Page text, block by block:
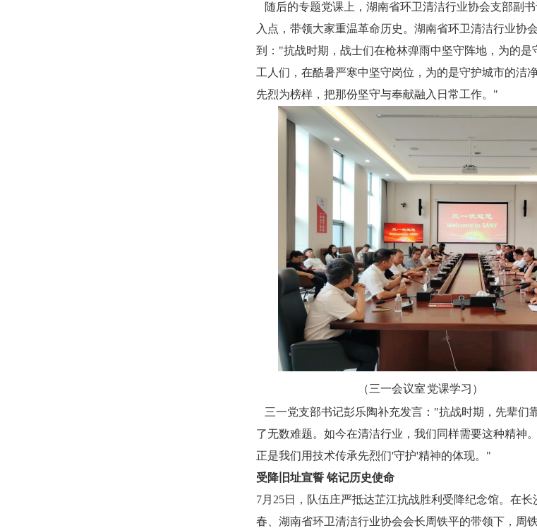
随后的专题党课上，湖南省环卫清洁行业协会支部副
入点，带领大家重温革命历史。湖南省环卫清洁行业协
到："抗战时期，战士们在枪林弹雨中坚守阵地，为的是
工人们，在酷暑严寒中坚守岗位，为的是守护城市的洁
先烈为榜样，把那份坚守与奉献融入日常工作。"
（三一会议室 党课学习）
三一党支部书记彭乐陶补充发言： "抗战时期，先辈们
了无数难题。如今在清洁行业，我们同样需要这种精神
正是我们用技术传承先烈们'守护'精神的体现。"
受降旧址宣誓 铭记历史使命
7月25日，队伍庄严抵达芷江抗战胜利受降纪念馆。在长
春、湖南省环卫清洁行业协会会长周铁平的带领下， 周